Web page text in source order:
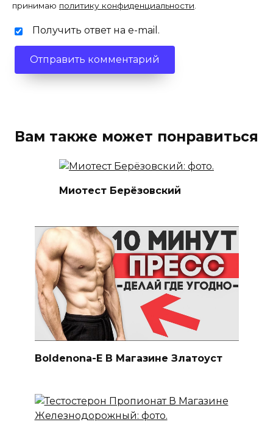
принимаю политику конфиденциальности.
Получить ответ на e-mail.
Вам также может понравиться
Миотест Берёзовский
Boldenona-E В Магазине Златоуст